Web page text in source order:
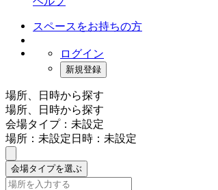
スペースをお持ちの方
ログイン
新規登録
場所、日時から探す
場所、日時から探す
会場タイプ：未設定
場所：未設定日時：未設定
会場タイプを選ぶ